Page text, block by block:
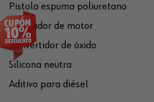
Pistola espuma poliuretano
Limpiador de motor
Convertidor de óxido
Silicona neutra
Aditivo para diésel